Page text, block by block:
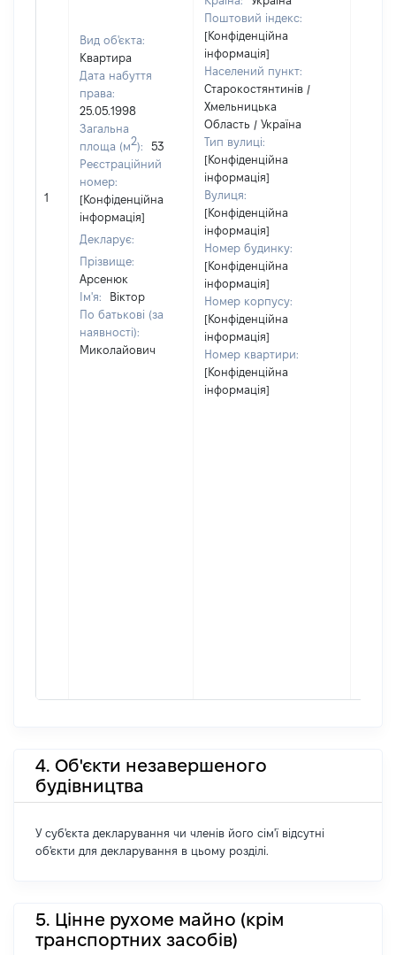
1
Вид об'єкта:
Квартира
Дата набуття
права:
25.05.1998
Загальна
площа (м2):
53
Реєстраційний
номер:
[Конфіденційна
інформація]
Декларує:
Прізвище:
Арсенюк
Ім'я:
Віктор
По батькові (за
наявності):
Миколайович
Поштовий індекс:
[Конфіденційна
інформація]
Населений пункт:
Старокостянтинів /
Хмельницька
Область / Україна
Тип вулиці:
[Конфіденційна
інформація]
Вулиця:
[Конфіденційна
інформація]
Номер будинку:
[Конфіденційна
інформація]
Номер корпусу:
[Конфіденційна
інформація]
Номер квартири:
[Конфіденційна
інформація]
4. Об'єкти незавершеного
будівництва
У суб'єкта декларування чи членів його сім'ї відсутні
об'єкти для декларування в цьому розділі.
5. Цінне рухоме майно (крім
транспортних засобів)